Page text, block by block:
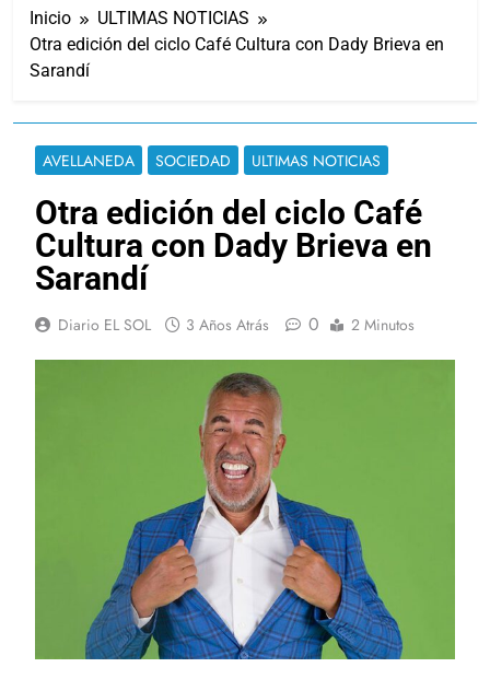
Inicio
ULTIMAS NOTICIAS
Otra edición del ciclo Café Cultura con Dady Brieva en
Sarandí
AVELLANEDA SOCIEDAD ULTIMAS NOTICIAS
Otra edición del ciclo Café
Cultura con Dady Brieva en
Sarandí
Diario EL SOL 3 Años Atrás 0 2 Minutos